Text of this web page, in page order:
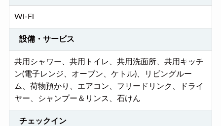
Wi-Fi
設備・サービス
共用シャワー、共用トイレ、共用洗面所、共用キッチ
ン(電子レンジ、オーブン、ケトル)、リビングルー
ム、荷物預かり、エアコン、フリードリンク、ドライ
ヤー、シャンプー＆リンス、石けん
チェックイン